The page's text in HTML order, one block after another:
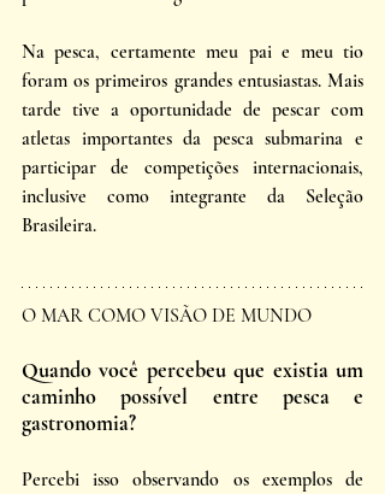
Na pesca, certamente meu pai e meu tio
foram os primeiros grandes entusiastas. Mais
tarde tive a oportunidade de pescar com
atletas importantes da pesca submarina e
participar de competições internacionais,
inclusive como integrante da Seleção
Brasileira.
O MAR COMO VISÃO DE MUNDO
Quando você percebeu que existia um
caminho possível entre pesca e
gastronomia?
Percebi isso observando os exemplos de